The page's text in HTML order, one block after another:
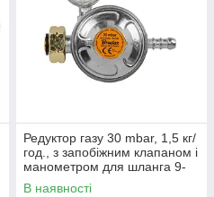
Редуктор газу 30 mbar, 1,5 кг/
год., з запобіжним клапаном і
манометром для шланга 9-
10 мм, RG A310IE-484-M
В наявності